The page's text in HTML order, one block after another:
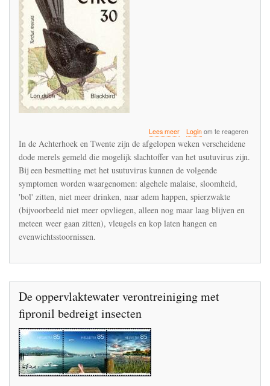
Lees meerover
Merels
slachtoffer
van
het
usutuvirus
Loginom te reageren
In de Achterhoek en Twente zijn de afgelopen weken verscheidene
dode merels gemeld die mogelijk slachtoffer van het usutuvirus zijn.
Bij een besmetting met het usutuvirus kunnen de volgende
symptomen worden waargenomen: algehele malaise, sloomheid,
'bol' zitten, niet meer drinken, naar adem happen, spierzwakte
(bijvoorbeeld niet meer opvliegen, alleen nog maar laag blijven en
meteen weer gaan zitten), vleugels en kop laten hangen en
evenwichtsstoornissen.
De oppervlaktewater verontreiniging met
fipronil bedreigt insecten